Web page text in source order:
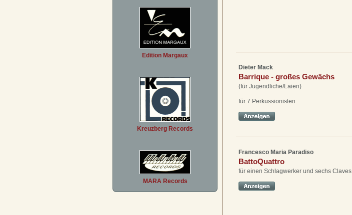
Edition Margaux
Kreuzberg Records
MARA Records
Dieter Mack
Barrique - großes Gewächs
(für Jugendliche/Laien)
für 7 Perkussionisten
Francesco Maria Paradiso
BattoQuattro
für einen Schlagwerker und sechs Claves